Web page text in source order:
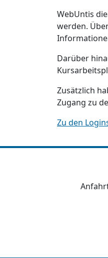
WebUntis
werden.
Darüber
Zusätzlich
Zugang zu
Zu den